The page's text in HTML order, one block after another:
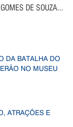
DE SOUZA...